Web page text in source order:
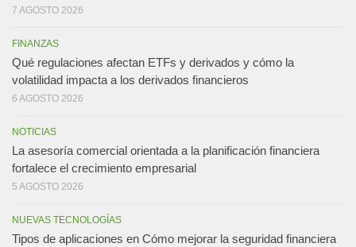
7 AGOSTO 2026
FINANZAS
Qué regulaciones afectan ETFs y derivados y cómo la
volatilidad impacta a los derivados financieros
6 AGOSTO 2026
NOTICIAS
La asesoría comercial orientada a la planificación financiera
fortalece el crecimiento empresarial
5 AGOSTO 2026
NUEVAS TECNOLOGÍAS
Tipos de aplicaciones en Cómo mejorar la seguridad financiera